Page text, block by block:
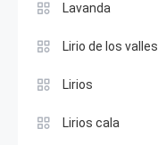
Lavanda
Lirio de los valles
Lirios
Lirios cala